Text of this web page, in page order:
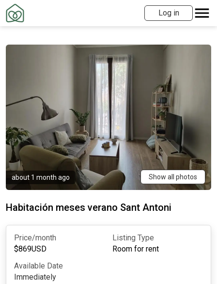
Log in
about 1 month ago Show all photos
Habitación meses verano Sant Antoni
Price/month
$869USD
Listing Type
Room for rent
Available Date
Immediately